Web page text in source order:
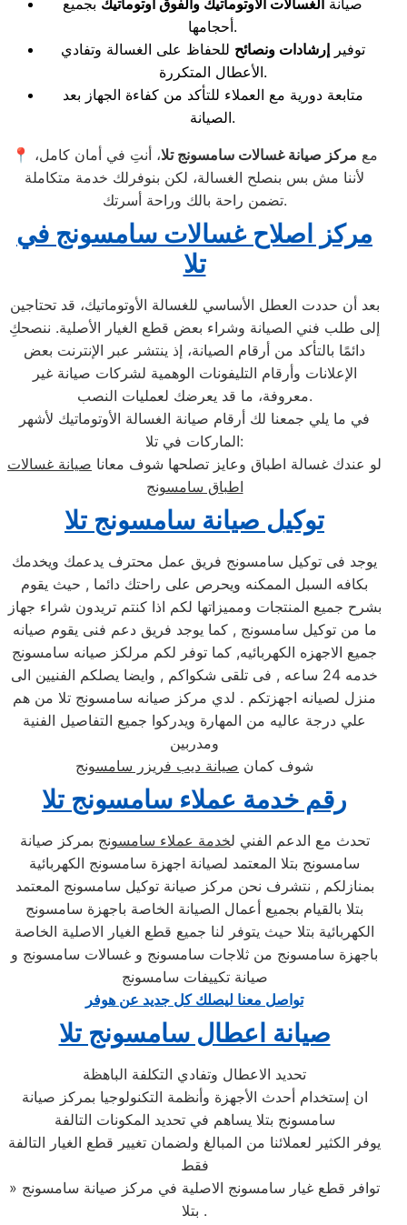
صيانة الغسالات الأوتوماتيك والفوق أوتوماتيك بجميع
أحجامها.
توفيرإرشادات ونصائح للحفاظ على الغسالة وتفادي
الأعطال المتكررة.
متابعة دورية مع العملاء للتأكد من كفاءة الجهاز بعد
الصيانة.
📍 مع مركز صيانة غسالات سامسونج تلا، أنتِ في أمان كامل،
لأننا مش بس بنصلح الغسالة، لكن بنوفرلك خدمة متكاملة
تضمن راحة بالك وراحة أسرتك.
مركز اصلاح غسالات سامسونج في
تلا
بعد أن حددت العطل الأساسي للغسالة الأوتوماتيك، قد تحتاجين
إلى طلب فني الصيانة وشراء بعض قطع الغيار الأصلية. ننصحكِ
دائمًا بالتأكد من أرقام الصيانة، إذ ينتشر عبر الإنترنت بعض
الإعلانات وأرقام التليفونات الوهمية لشركات صيانة غير
معروفة، ما قد يعرضك لعمليات النصب.
في ما يلي جمعنا لك أرقام صيانة الغسالة الأوتوماتيك لأشهر
الماركات في تلا:
لو عندك غسالة اطباق وعايز تصلحها شوف معانا صيانة غسالات
اطباق سامسونج
توكيل صيانة سامسونج تلا
يوجد فى توكيل سامسونج فريق عمل محترف يدعمك ويخدمك
بكافه السبل الممكنه ويحرص على راحتك دائما , حيث يقوم
بشرح جميع المنتجات ومميزاتها لكم اذا كنتم تريدون شراء جهاز
ما من توكيل سامسونج , كما يوجد فريق دعم فنى يقوم صيانه
جميع الاجهزه الكهربائيه, كما توفر لكم مرلكز صيانه سامسونج
خدمه 24 ساعه , فى تلقى شكواكم , وايضا يصلكم الفنيين الى
منزل لصيانه اجهزتكم . لدي مركز صيانه سامسونج تلا من هم
علي درجة عاليه من المهارة ويدركوا جميع التفاصيل الفنية
ومدربين
شوف كمان صيانة ديب فريزر سامسونج
رقم خدمة عملاء سامسونج تلا
تحدث مع الدعم الفني لخدمة عملاء سامسونج بمركز صيانة
سامسونج بتلا المعتمد لصيانة اجهزة سامسونج الكهربائية
بمنازلكم , نتشرف نحن مركز صيانة توكيل سامسونج المعتمد
بتلا بالقيام بجميع أعمال الصيانة الخاصة باجهزة سامسونج
الكهربائية بتلا حيث يتوفر لنا جميع قطع الغيار الاصلية الخاصة
باجهزة سامسونج من ثلاجات سامسونج و غسالات سامسونج و
صيانة تكييفات سامسونج
تواصل معنا ليصلك كل جديد عن هوفر
صيانة اعطال سامسونج تلا
تحديد الاعطال وتفادي التكلفة الباهظة
ان إستخدام أحدث الأجهزة وأنظمة التكنولوجيا بمركز صيانة
سامسونج بتلا يساهم في تحديد المكونات التالفة
يوفر الكثير لعملائنا من المبالغ ولضمان تغيير قطع الغيار التالفة
فقط
» توافر قطع غيار سامسونج الاصلية في مركز صيانة سامسونج
بتلا .